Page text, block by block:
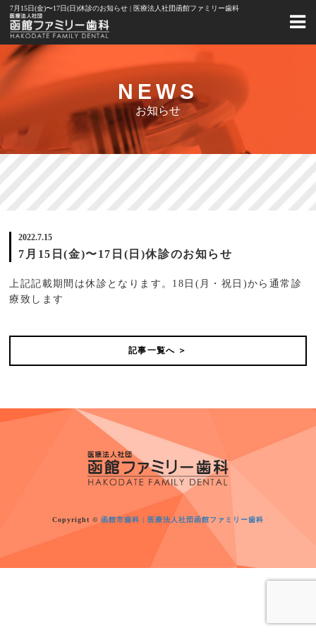
7月15日(金)〜17日(日)休診のお知らせ | 医療法人社団函館ファミリー歯科
NEWS
お知らせ
2022.7.15
7月15日(金)〜17日(日)休診のお知らせ
上記記載期間は休診となります。18日(月・祝日)から通常診
療致します
記事一覧へ ＞
Copyright © 函館市歯科 | 医療法人社団函館ファミリー歯科